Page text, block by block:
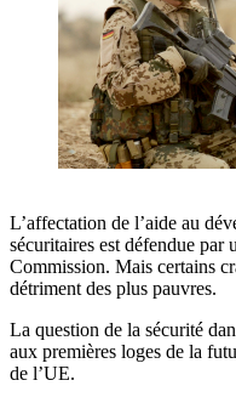
L’affectation de l’aide au
sécuritaires est défendue par
Commission. Mais certains
détriment des plus pauvres.
La question de la sécurité
aux premières loges de la
de l’UE.